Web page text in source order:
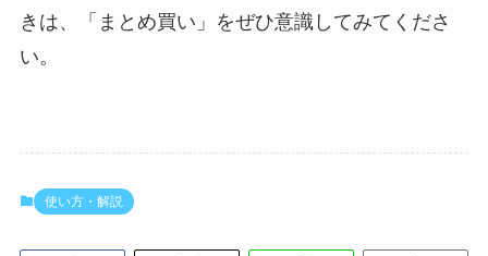
きは、「まとめ買い」をぜひ意識してみてくださ
い。
使い方・解説